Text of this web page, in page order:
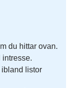
du hittar ovan.
intresse.
ibland listor